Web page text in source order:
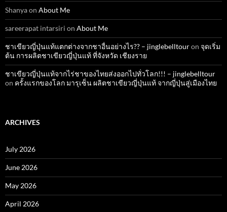
Shanyaon About Me
sareerapat intarsiri on About Me
ชาเขียวญี่ปุ่นแท้แตกต่างจากชาอื่นอย่างไร?? – jinglebelltouron จุดเริ่ม
ต้น การผลิตชาเขียวญี่ปุ่นแท้ ที่จังหวัด เชียงราย
ชาเขียวญี่ปุ่นแท้จากไร่ชาของไทยส่งออกไปทั่วโลก!!! – jinglebelltour
on ครั้งแรกของโลก มารุเซ็น ผลิตชาเขียวญี่ปุ่นแท้ จากญี่ปุ่นสู่เมืองไทย
ARCHIVES
July 2026
June 2026
May 2026
April 2026